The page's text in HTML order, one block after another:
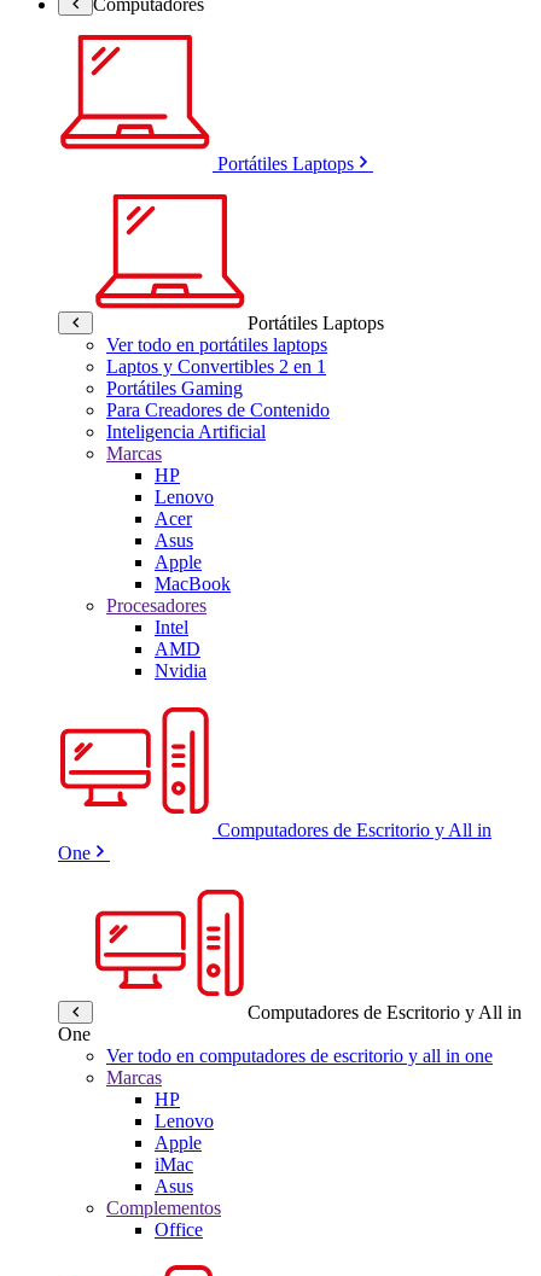
Portátiles Laptops
Portátiles Laptops
Ver todo en portátiles laptops
Laptos y Convertibles 2 en 1
Portátiles Gaming
Para Creadores de Contenido
Inteligencia Artificial
Marcas
HP
Lenovo
Acer
Asus
Apple
MacBook
Procesadores
Intel
AMD
Nvidia
Computadores de Escritorio y All in
One
Computadores de Escritorio y All in
One
Ver todo en computadores de escritorio y all in one
Marcas
HP
Lenovo
Apple
iMac
Asus
Complementos
Office